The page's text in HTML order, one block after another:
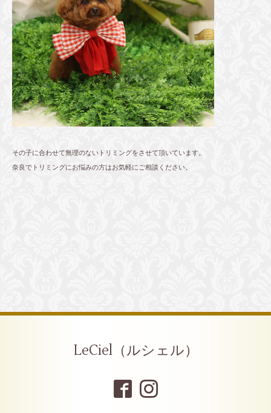
その子に合わせて無理のないトリミングをさせて頂いています。
奈良でトリミングにお悩みの方はお気軽にご相談ください。
LeCiel（ルシェル）